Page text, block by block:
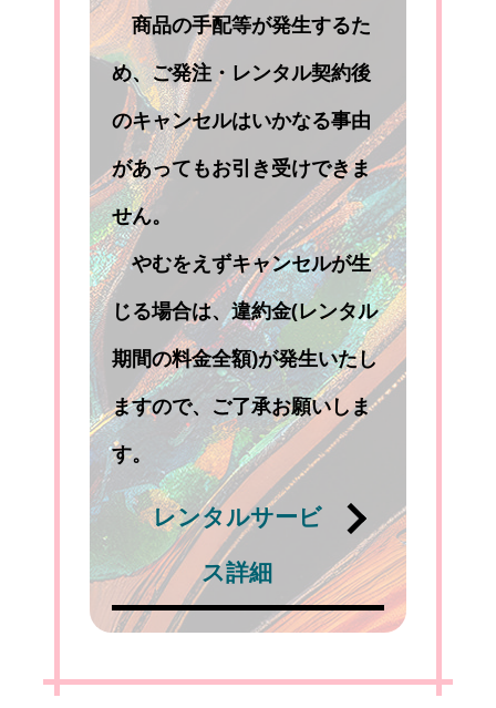
商品の手配等が発生するた
め、ご発注・レンタル契約後
のキャンセルはいかなる事由
があってもお引き受けできま
せん。
やむをえずキャンセルが生
じる場合は、違約金(レンタル
期間の料金全額)が発生いたし
ますので、ご了承お願いしま
す。
レンタルサービ
ス詳細